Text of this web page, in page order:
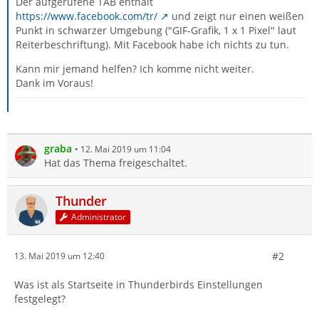
https://www.facebook.com/tr/
und zeigt nur einen weißen
Punkt in schwarzer Umgebung ("GIF-Grafik, 1 x 1 Pixel" laut
Reiterbeschriftung). Mit Facebook habe ich nichts zu tun.
Kann mir jemand helfen? Ich komme nicht weiter.
Dank im Voraus!
graba 12. Mai 2019 um 11:04
Hat das Thema freigeschaltet.
Thunder
Administrator
13. Mai 2019 um 12:40 #2
Was ist als Startseite in Thunderbirds Einstellungen
festgelegt?